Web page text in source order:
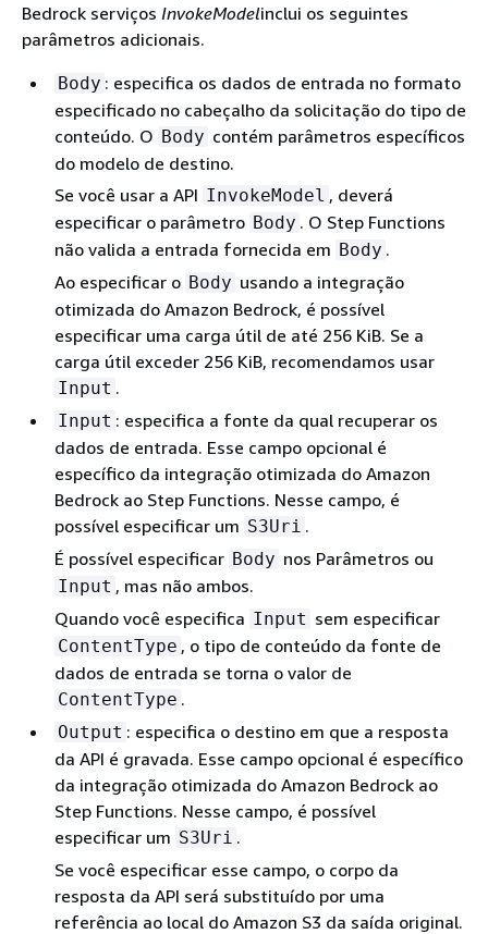
Bedrock serviços InvokeModelinclui os seguintes
parâmetros adicionais.
Body : especifica os dados de entrada no formato
especificado no cabeçalho da solicitação do tipo de
conteúdo. O Body contém parâmetros específicos
do modelo de destino.
Se você usar a API InvokeModel , deverá
especificar o parâmetro Body . O Step Functions
não valida a entrada fornecida em Body .
Ao especificar o Body usando a integração
otimizada do Amazon Bedrock, é possível
especificar uma carga útil de até 256 KiB. Se a
carga útil exceder 256 KiB, recomendamos usar
Input .
Input : especifica a fonte da qual recuperar os
dados de entrada. Esse campo opcional é
específico da integração otimizada do Amazon
Bedrock ao Step Functions. Nesse campo, é
possível especificar um S3Uri .
É possível especificar Body nos Parâmetros ou
Input , mas não ambos.
Quando você especifica Input sem especificar
ContentType , o tipo de conteúdo da fonte de
dados de entrada se torna o valor de
ContentType .
Output : especifica o destino em que a resposta
da API é gravada. Esse campo opcional é específico
da integração otimizada do Amazon Bedrock ao
Step Functions. Nesse campo, é possível
especificar um S3Uri .
Se você especificar esse campo, o corpo da
resposta da API será substituído por uma
referência ao local do Amazon S3 da saída original.